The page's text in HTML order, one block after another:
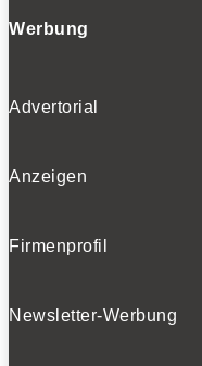
Werbung
Advertorial
Anzeigen
Firmenprofil
Newsletter-Werbung